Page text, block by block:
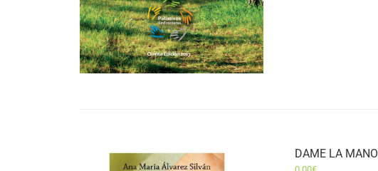
DAME LA MANO